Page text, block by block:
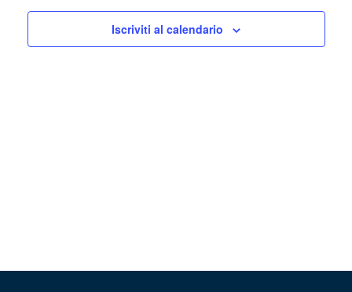
2025
viste
Iscriviti al calendario